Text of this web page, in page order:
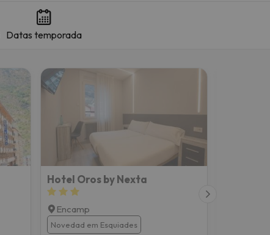
Datas temporada
Hotel Oros by Nexta
Encamp
Novedad em Esquiades